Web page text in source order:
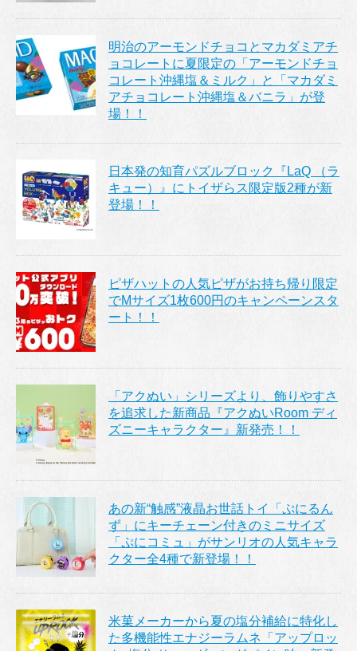
明治のアーモンドチョコとマカダミアチ
ョコレートに夏限定の「アーモンドチョ
コレート沖縄塩＆ミルク」と「マカダミ
アチョコレート沖縄塩＆バニラ」が登
場！！
日本発の知育パズルブロック『LaQ （ラ
キュー）』にトイザらス限定版2種が新
登場！！
ピザハットの人気ピザがお持ち帰り限定
でMサイズ1枚600円のキャンペーンスタ
ート！！
「アクぬい」シリーズより、飾りやすさ
を追求した新商品『アクぬいRoom ディ
ズニーキャラクター』新発売！！
あの新“触感”液晶お世話トイ「ぷにるん
ず」にキーチェーン付きのミニサイズ
「ぷにコミュ」がサンリオの人気キャラ
クター全4種で新登場！！
米菓メーカーから夏の塩分補給に特化し
た多機能性エナジーラムネ「アップロッ